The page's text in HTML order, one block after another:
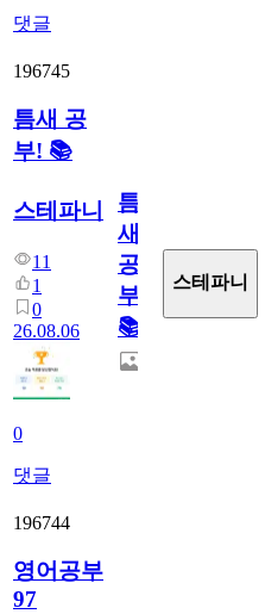
댓글
196745
틈새 공
부! 📚
스테파니
11
1
0
26.08.06
0
댓글
틈
새
공
부!
📚
스테파니
196744
영어공부
97